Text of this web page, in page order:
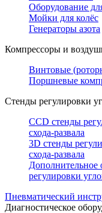
Оборудование
Мойки для колёс
Генераторы азота
Компрессоры и
Винтовые
Поршневые
Стенды регулировки
CCD стенды
схода-развала
3D стенды
схода-развала
Дополнительное
регулировки
Пневматический
Диагностическое